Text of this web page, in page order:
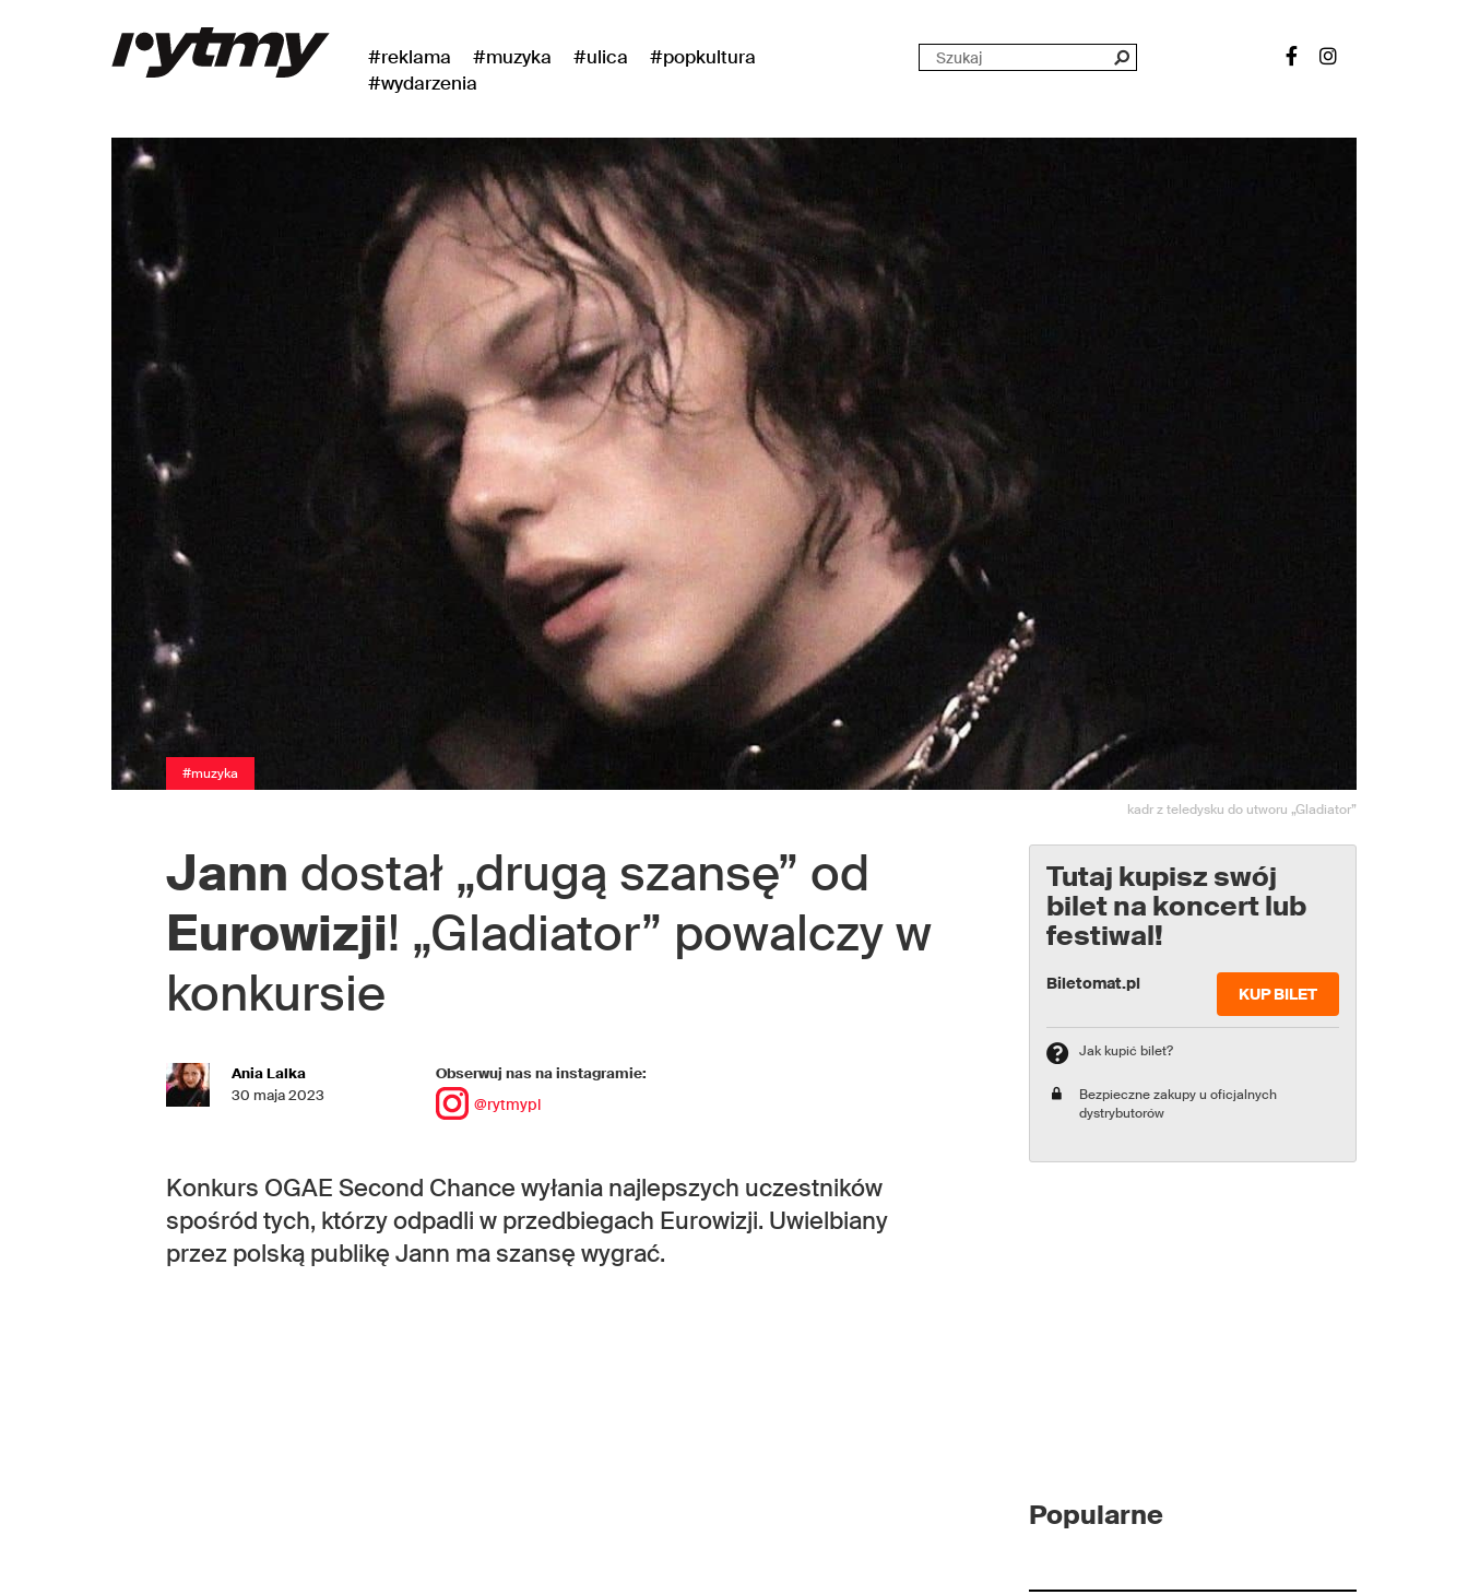
#reklama #muzyka #ulica
#popkultura
#wydarzenia
#muzyka
kadr z teledysku do utworu „Gladiator”
Jann dostał „drugą szansę” od
Eurowizji! „Gladiator” powalczy w
konkursie
Ania Lalka
30 maja 2023
Obserwuj nas na instagramie:
@rytmypl
Konkurs OGAE Second Chance wyłania najlepszych uczestników
spośród tych, którzy odpadli w przedbiegach Eurowizji. Uwielbiany
przez polską publikę Jann ma szansę wygrać.
Tutaj kupisz swój
bilet na koncert lub
festiwal!
Biletomat.pl
KUP BILET
Jak kupić bilet?
Bezpieczne zakupy u oficjalnych
dystrybutorów
Popularne